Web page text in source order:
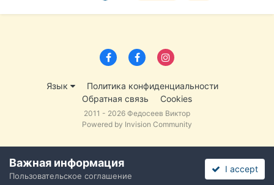
Язык
Политика конфиденциальности
Обратная связь
Cookies
2011 - 2026 Федосеев Виктор
Powered by Invision Community
Важная информация
Пользовательское соглашение
I accept